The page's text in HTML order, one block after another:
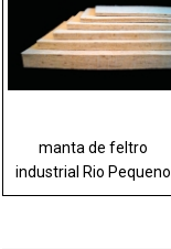
manta de feltro
industrial Rio Pequeno